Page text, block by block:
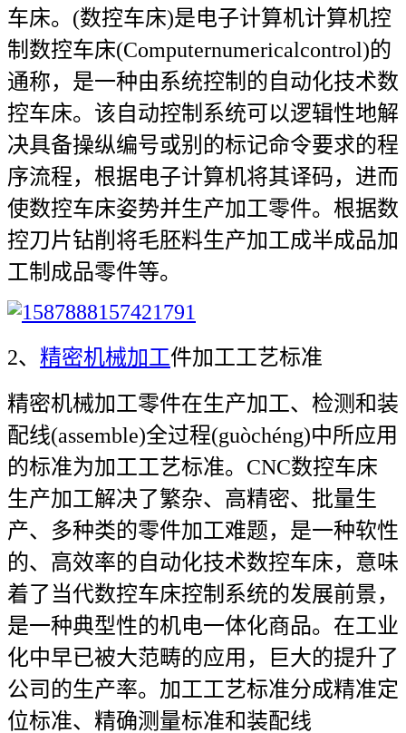
车床。(数控车床)是电子计算机计算机控
制数控车床(Computernumericalcontrol)的
通称，是一种由系统控制的自动化技术数
控车床。该自动控制系统可以逻辑性地解
决具备操纵编号或别的标记命令要求的程
序流程，根据电子计算机将其译码，进而
使数控车床姿势并生产加工零件。根据数
控刀片钻削将毛胚料生产加工成半成品加
工制成品零件等。
2、 精密机械加工件加工工艺标准
精密机械加工零件在生产加工、检测和装
配线(assemble)全过程(guòchéng)中所应用
的标准为加工工艺标准。CNC数控车床
生产加工解决了繁杂、高精密、批量生
产、多种类的零件加工难题，是一种软性
的、高效率的自动化技术数控车床，意味
着了当代数控车床控制系统的发展前景，
是一种典型性的机电一体化商品。在工业
化中早已被大范畴的应用，巨大的提升了
公司的生产率。加工工艺标准分成精准定
位标准、精确测量标准和装配线